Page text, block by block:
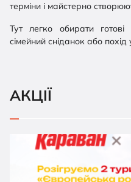
терміни і майстерно
Тут легко обирати
сімейний сніданок або похід
АКЦІЇ